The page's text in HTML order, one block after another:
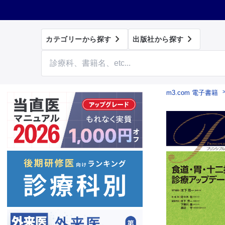
カテゴリーから探す  出版社から探す 
m3.com 電子書籍